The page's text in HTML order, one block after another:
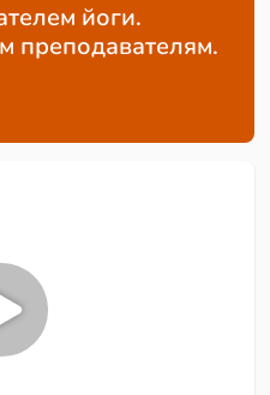
йоги.
преподавателям.